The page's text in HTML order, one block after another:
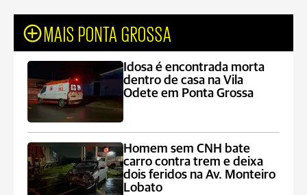
MAIS PONTA GROSSA
Idosa é encontrada morta
dentro de casa na Vila
Odete em Ponta Grossa
Homem sem CNH bate
carro contra trem e deixa
dois feridos na Av. Monteiro
Lobato